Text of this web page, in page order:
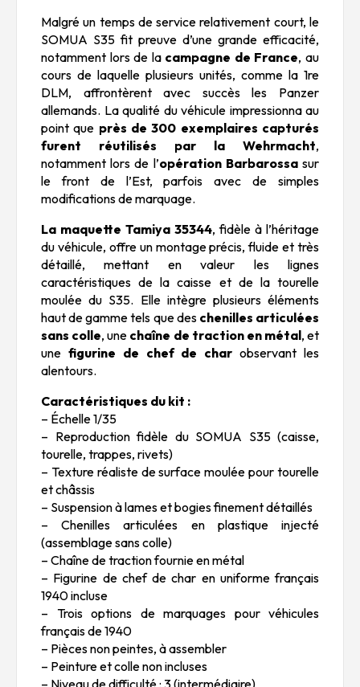
Malgré un temps de service relativement court, le
SOMUA S35 fit preuve d’une grande efficacité,
notamment lors de la campagne de France, au
cours de laquelle plusieurs unités, comme la 1re
DLM, affrontèrent avec succès les Panzer
allemands. La qualité du véhicule impressionna au
point que près de 300 exemplaires capturés
furent réutilisés par la Wehrmacht,
notamment lors de l’opération Barbarossasur
le front de l’Est, parfois avec de simples
modifications de marquage.
La maquette Tamiya 35344, fidèle à l’héritage
du véhicule, offre un montage précis, fluide et très
détaillé, mettant en valeur les lignes
caractéristiques de la caisse et de la tourelle
moulée du S35. Elle intègre plusieurs éléments
haut de gamme tels que des chenilles articulées
sans colle, une chaîne de traction en métal, et
une figurine de chef de char observant les
alentours.
Caractéristiques du kit :
– Échelle 1/35
– Reproduction fidèle du SOMUA S35 (caisse,
tourelle, trappes, rivets)
– Texture réaliste de surface moulée pour tourelle
et châssis
– Suspension à lames et bogies finement détaillés
– Chenilles articulées en plastique injecté
(assemblage sans colle)
– Chaîne de traction fournie en métal
– Figurine de chef de char en uniforme français
1940 incluse
– Trois options de marquages pour véhicules
français de 1940
– Pièces non peintes, à assembler
– Peinture et colle non incluses
– Niveau de difficulté : 3 (intermédiaire)